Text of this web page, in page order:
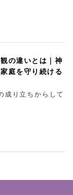
の違いとは｜神
庭を守り続ける
成り立ちからして